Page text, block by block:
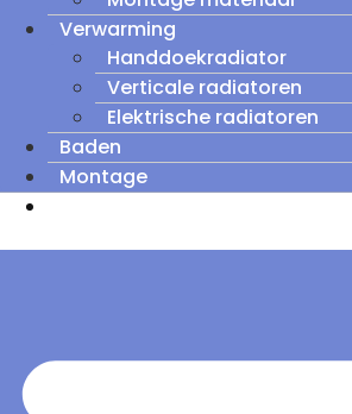
Verwarming
Handdoekradiator
Verticale radiatoren
Elektrische radiatoren
Baden
Montage